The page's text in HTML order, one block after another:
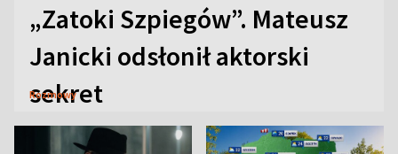
„Zatoki Szpiegów”. Mateusz
Janicki odsłonił aktorski
sekret
Rozmowy